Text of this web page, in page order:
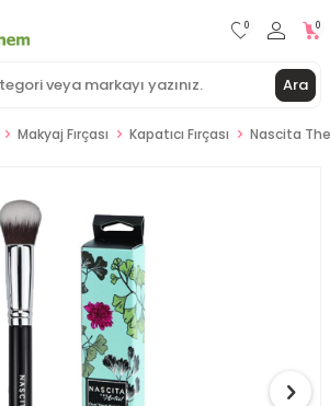
Ara
0 0
Makyaj Fırçası Kapatıcı Fırçası Nascita The